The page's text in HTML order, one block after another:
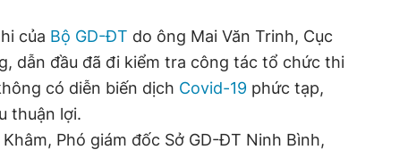
của Bộ GD-ĐT do ông Mai Văn Trinh, Cục
dẫn đầu đã đi kiểm tra công tác tổ chức thi
có diễn biến dịch Covid-19 phức tạp,
thuận lợi.
Phó giám đốc Sở GD-ĐT Ninh Bình,